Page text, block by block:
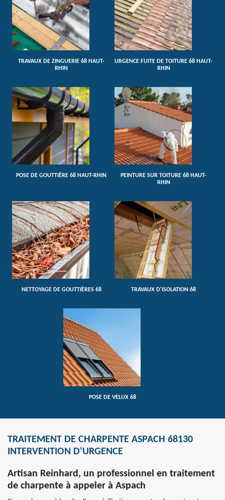
TRAVAUX DE ZINGUERIE 68 HAUT-
RHIN
URGENCE FUITE DE TOITURE 68 HAUT-
RHIN
POSE DE GOUTTIÈRE 68 HAUT-RHIN
PEINTURE SUR TOITURE 68 HAUT-
RHIN
NETTOYAGE DE GOUTTIÈRES 68 TRAVAUX D'ISOLATION 68
POSE DE VELUX 68
TRAITEMENT DE CHARPENTE ASPACH 68130
INTERVENTION D'URGENCE
Artisan Reinhard, un professionnel en traitement
de charpente à appeler à Aspach